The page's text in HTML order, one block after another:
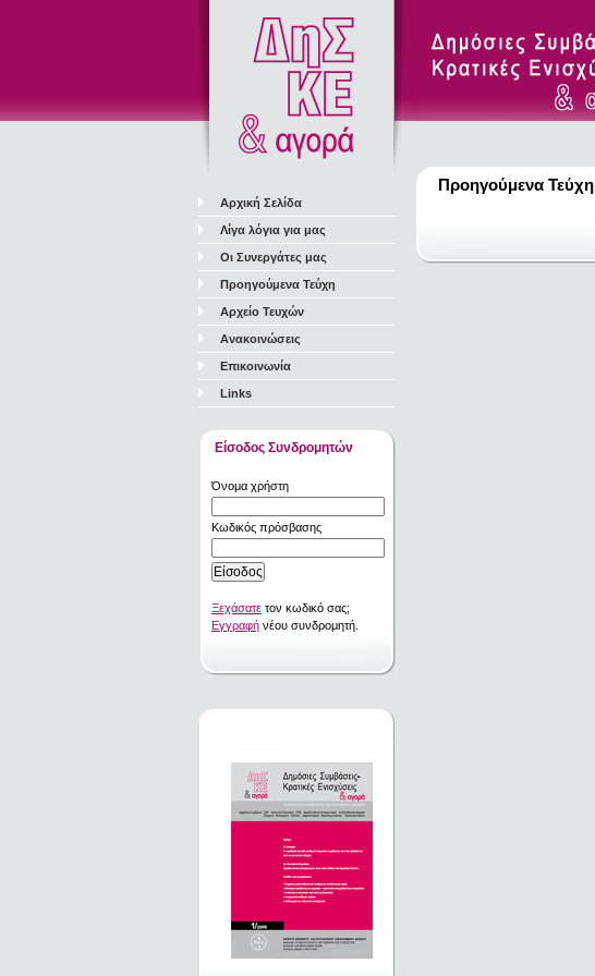
Αρχική Σελίδα
Λίγα λόγια για μας
Οι Συνεργάτες μας
Προηγούμενα Τεύχη
Αρχείο Τευχών
Ανακοινώσεις
Επικοινωνία
Links
Είσοδος Συνδρομητών
Όνομα χρήστη
Κωδικός πρόσβασης
Ξεχάσατε τον κωδικό σας;
Εγγραφή νέου συνδρομητή.
Προηγούμενα Τεύχη